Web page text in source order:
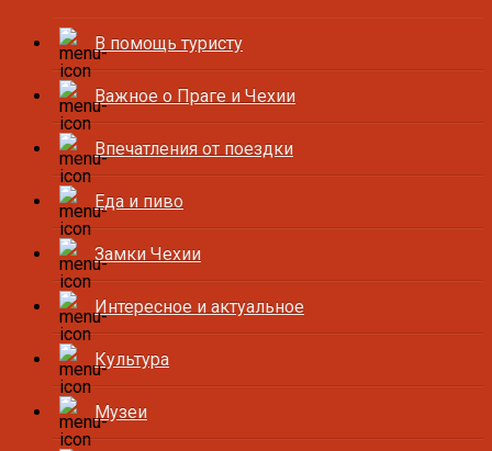
В помощь туристу
Важное о Праге и Чехии
Впечатления от поездки
Еда и пиво
Замки Чехии
Интересное и актуальное
Культура
Музеи